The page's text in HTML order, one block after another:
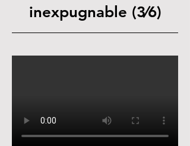
inexpugnable (3⁄6)